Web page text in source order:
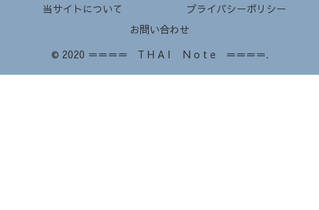
当サイトについて
プライバシーポリシー
お問い合わせ
© 2020 ＝＝＝＝ T H A I N o t e ＝＝＝＝.